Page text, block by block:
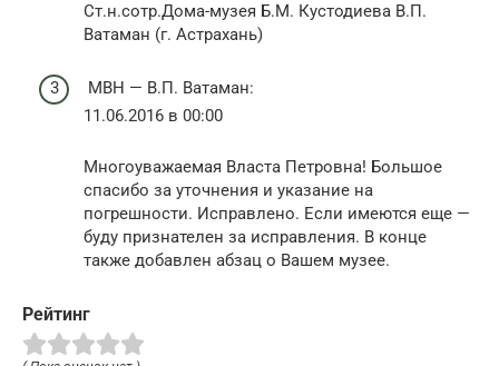
Ст.н.сотр.Дома-музея Б.М. Кустодиева В.П.
Ватаман (г. Астрахань)
МВН — В.П. Ватаман:
11.06.2016 в 00:00
Многоуважаемая Власта Петровна! Большое
спасибо за уточнения и указание на
погрешности. Исправлено. Если имеются еще —
буду признателен за исправления. В конце
также добавлен абзац о Вашем музее.
Рейтинг